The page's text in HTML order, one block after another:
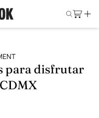
para disfrutar